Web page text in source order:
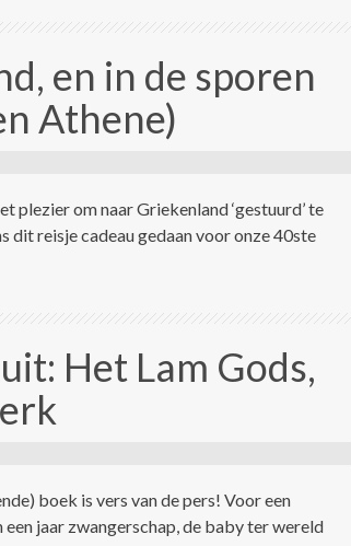
en in de sporen
Athene)
plezier om naar Griekenland ‘gestuurd’ te
dit reisje cadeau gedaan voor onze 40ste
Het Lam Gods,
boek is vers van de pers! Voor een
jaar zwangerschap, de baby ter wereld